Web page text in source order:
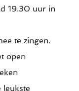
19.30 uur in
te zingen.
open
leukste